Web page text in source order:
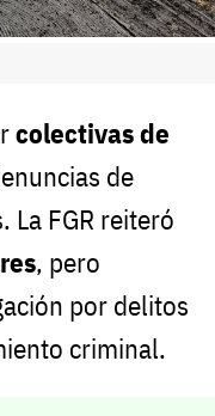
colectivas de
de
La FGR reiteró
, pero
por delitos
criminal.